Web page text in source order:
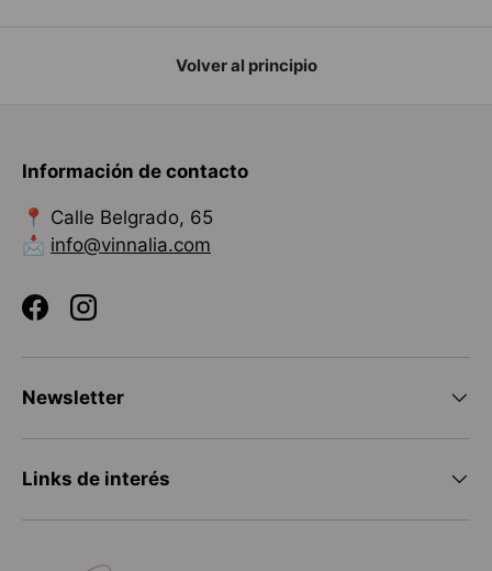
Volver al principio
Información de contacto
📍 Calle Belgrado, 65
📩 info@vinnalia.com
FacebookInstagram
Newsletter
Links de interés